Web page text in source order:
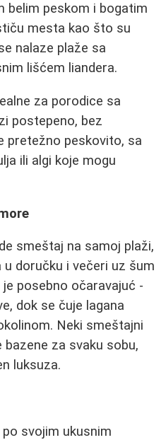
belim peskom i bogatim
mesta kao što su
nalaze plaže sa
lišćem liandera.
za porodice sa
postepeno, bez
pretežno peskovito, sa
ili algi koje mogu
smeštaj na samoj plaži,
doručku i večeri uz šum
posebno očaravajuć -
dok se čuje lagana
Neki smeštajni
za svaku sobu,
luksuza.
svojim ukusnim